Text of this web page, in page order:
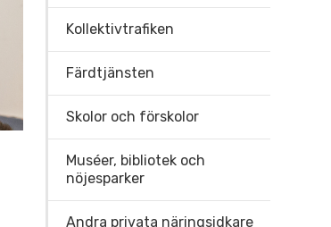
Kollektivtrafiken
Färdtjänsten
Skolor och förskolor
Muséer, bibliotek och
nöjesparker
Andra privata näringsidkare